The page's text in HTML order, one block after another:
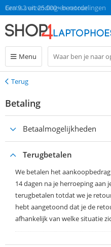
Gratis verzending en retour
Een 9.2 uit 25.000+ beoordelingen
Menu
Terug
Terug
Betaling
Betaalmogelijkheden
Terugbetalen
We betalen het
14 dagen na je herroeping aan
terugbetalen totdat we je
hebt aangetoond dat je de
afhankelijk van welke situatie